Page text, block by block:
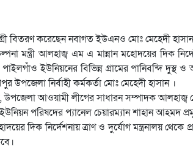
বিতরণ করেছেন নবাগত ইউএনও মোঃ মেহেদী
মন্ত্রী আলহাজ্ব এম এ মান্নান মহোদয়ের দিক
ইউনিয়নের বিভিন্ন গ্রামের পানিবন্দি দুস্থ
নির্বাহী কর্মকর্তা মোঃ মেহেদী হাসান ।
আওয়ামী লীগের সাধারন সম্পাদক আলহাজ্ব
পরিষদের প্যানেল চেয়ারম্যান শাহান আহমদ
দিক নির্দেশনায় ত্রাণ ও দুর্যোগ মন্ত্রনালয় থেকে